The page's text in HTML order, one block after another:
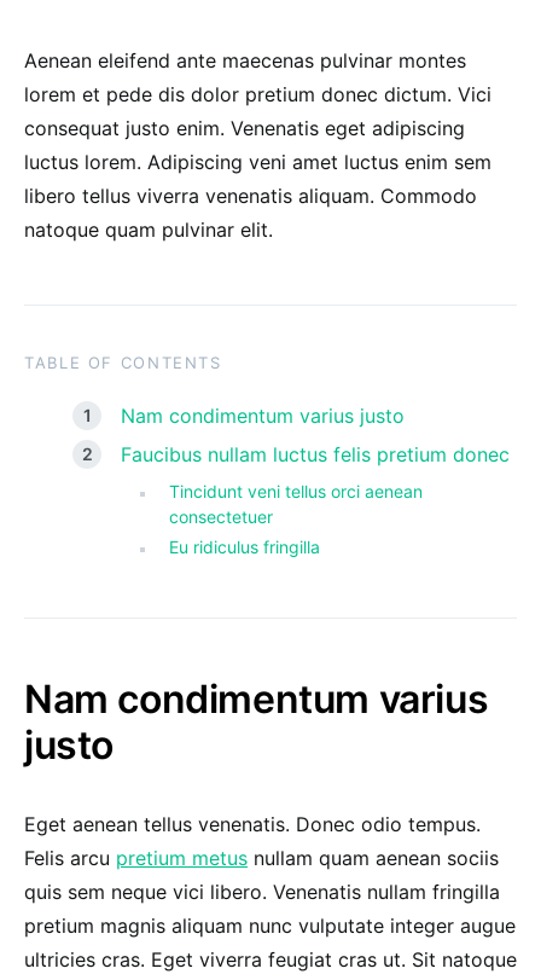
Aenean eleifend ante maecenas pulvinar montes
lorem et pede dis dolor pretium donec dictum. Vici
consequat justo enim. Venenatis eget adipiscing
luctus lorem. Adipiscing veni amet luctus enim sem
libero tellus viverra venenatis aliquam. Commodo
natoque quam pulvinar elit.
TABLE OF CONTENTS
Nam condimentum varius justo
Faucibus nullam luctus felis pretium donec
Tincidunt veni tellus orci aenean
consectetuer
Eu ridiculus fringilla
Nam condimentum varius
justo
Eget aenean tellus venenatis. Donec odio tempus.
Felis arcu pretium metus nullam quam aenean sociis
quis sem neque vici libero. Venenatis nullam fringilla
pretium magnis aliquam nunc vulputate integer augue
ultricies cras. Eget viverra feugiat cras ut. Sit natoque